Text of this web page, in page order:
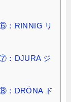
：RINNIG リ
：DJURA ジ
：DRÖNA ド